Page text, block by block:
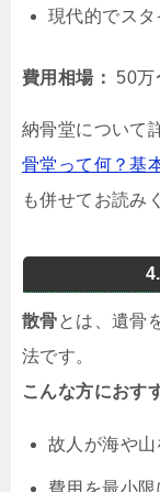
現代的でス
費用相場： 50万
納骨堂について
骨堂って何？基
も併せてお読み
散骨とは、遺骨
法です。
こんな方におす
故人が海や山
費用を最小